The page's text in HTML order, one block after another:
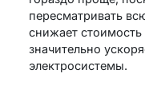
пересматривать
снижает
значительно
электросистемы.